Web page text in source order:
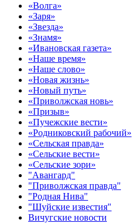
«Волга»
«Заря»
«Звезда»
«Знамя»
«Ивановская газета»
«Наше время»
«Наше слово»
«Новая жизнь»
«Новый путь»
«Приволжская новь»
«Призыв»
«Пучежские вести»
«Родниковский рабочий»
«Сельская правда»
«Сельские вести»
«Сельские зори»
"Авангард"
"Приволжская правда"
"Родная Нива"
"Шуйские известия"
Вичугские новости